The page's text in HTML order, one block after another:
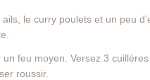
le curry poulets et un peu
feu moyen. Versez 3
roussir.